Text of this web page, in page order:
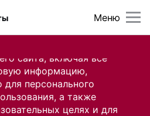
сайта, включая все
информацию,
для персонального
а также
целях и для
Меню